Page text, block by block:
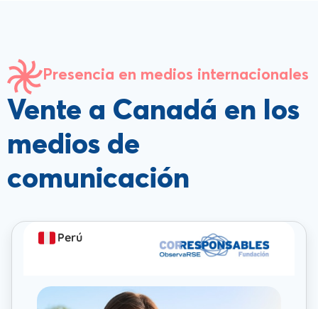
Presencia en medios internacionales
Vente a Canadá en los
medios de
comunicación
Perú